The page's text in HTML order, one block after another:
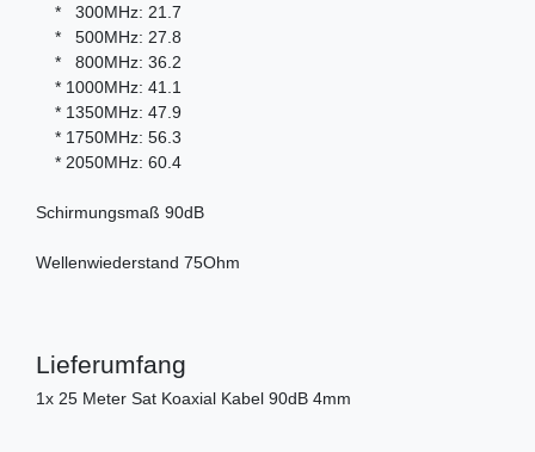
* 300MHz: 21.7
* 500MHz: 27.8
* 800MHz: 36.2
* 1000MHz: 41.1
* 1350MHz: 47.9
* 1750MHz: 56.3
* 2050MHz: 60.4
Schirmungsmaß 90dB
Wellenwiederstand 75Ohm
Lieferumfang
1x 25 Meter Sat Koaxial Kabel 90dB 4mm